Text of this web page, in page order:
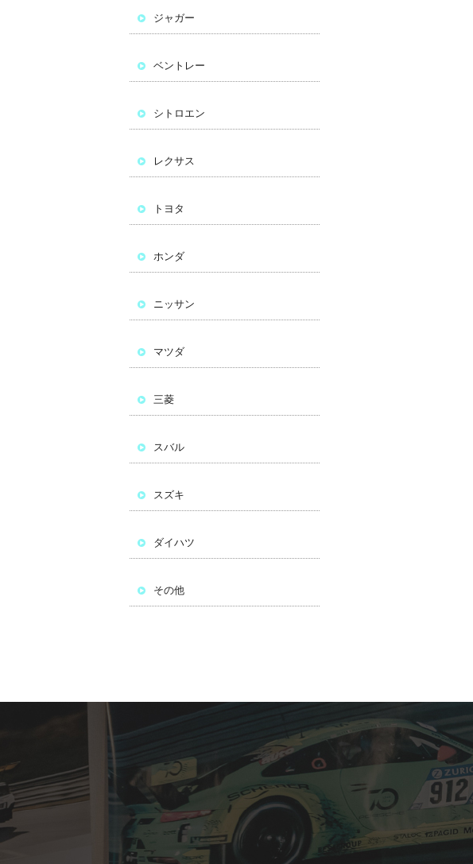
ジャガー
ベントレー
シトロエン
レクサス
トヨタ
ホンダ
ニッサン
マツダ
三菱
スバル
スズキ
ダイハツ
その他